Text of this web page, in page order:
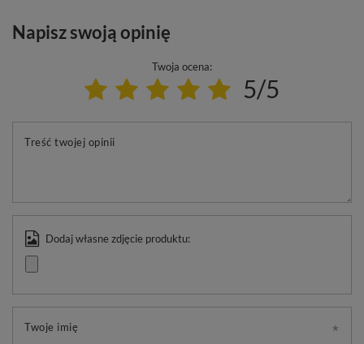
Napisz swoją opinię
Twoja ocena:
5/5
Treść twojej opinii
Dodaj własne zdjęcie produktu:
Twoje imię